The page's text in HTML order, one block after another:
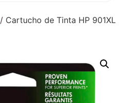
/ Cartucho de Tinta HP 901XL